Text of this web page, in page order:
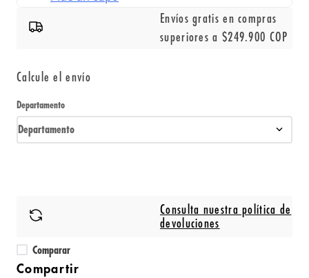
Envíos gratis en compras
superiores a $249.900 COP
Calcule el envío
Departamento
Departamento
Consulta nuestra política de
devoluciones
Comparar